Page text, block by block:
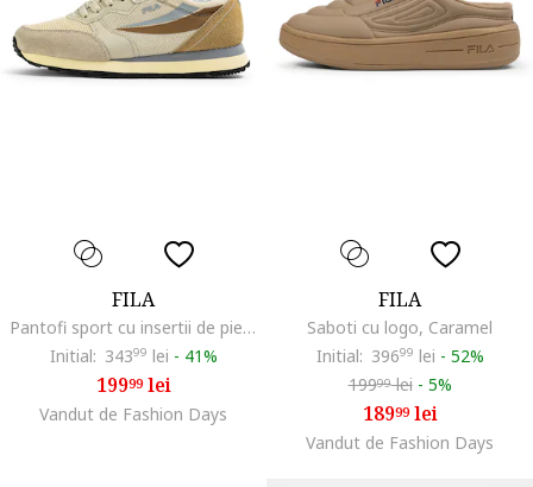
FILA
Pantofi sport cu insertii de piele Hypert, Maro taupe/Maro taupe deschis
Initial: 34399 lei - 41%
19999lei
Vandut de Fashion Days
FILA
Saboti cu logo, Caramel
Initial: 39699 lei - 52%
19999lei - 5%
18999lei
Vandut de Fashion Days